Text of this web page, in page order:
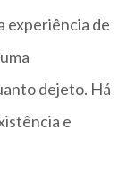
experiência de
dejeto. Há
e